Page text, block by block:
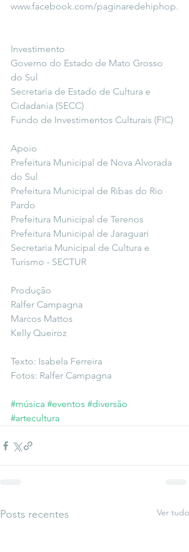
www.facebook.com/paginaredehiphop.
Investimento
Governo do Estado de Mato Grosso
do Sul
Secretaria de Estado de Cultura e
Cidadania (SECC)
Fundo de Investimentos Culturais (FIC)
Apoio
Prefeitura Municipal de Nova Alvorada
do Sul
Prefeitura Municipal de Ribas do Rio
Pardo
Prefeitura Municipal de Terenos
Prefeitura Municipal de Jaraguari
Secretaria Municipal de Cultura e
Turismo - SECTUR
Produção
Ralfer Campagna
Marcos Mattos
Kelly Queiroz
Texto: Isabela Ferreira
Fotos: Ralfer Campagna
#música #eventos #diversão
#artecultura
Posts recentes Ver tudo